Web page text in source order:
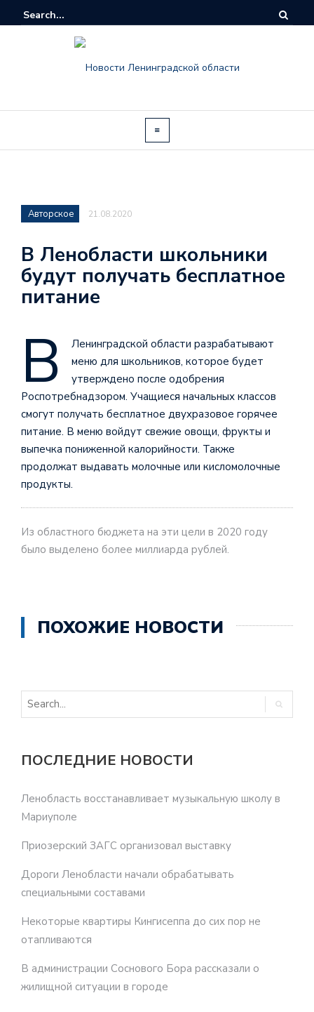
Авторское 21.08.2020
В Ленобласти школьники
будут получать бесплатное
питание
В
Ленинградской области разрабатывают
меню для школьников, которое будет
утверждено после одобрения
Роспотребнадзором. Учащиеся начальных классов
смогут получать бесплатное двухразовое горячее
питание. В меню войдут свежие овощи, фрукты и
выпечка пониженной калорийности. Также
продолжат выдавать молочные или кисломолочные
продукты.
Из областного бюджета на эти цели в 2020 году
было выделено более миллиарда рублей.
ПОХОЖИЕ НОВОСТИ
ПОСЛЕДНИЕ НОВОСТИ
Ленобласть восстанавливает музыкальную школу в
Мариуполе
Приозерский ЗАГС организовал выставку
Дороги Ленобласти начали обрабатывать
специальными составами
Некоторые квартиры Кингисеппа до сих пор не
отапливаются
В администрации Соснового Бора рассказали о
жилищной ситуации в городе